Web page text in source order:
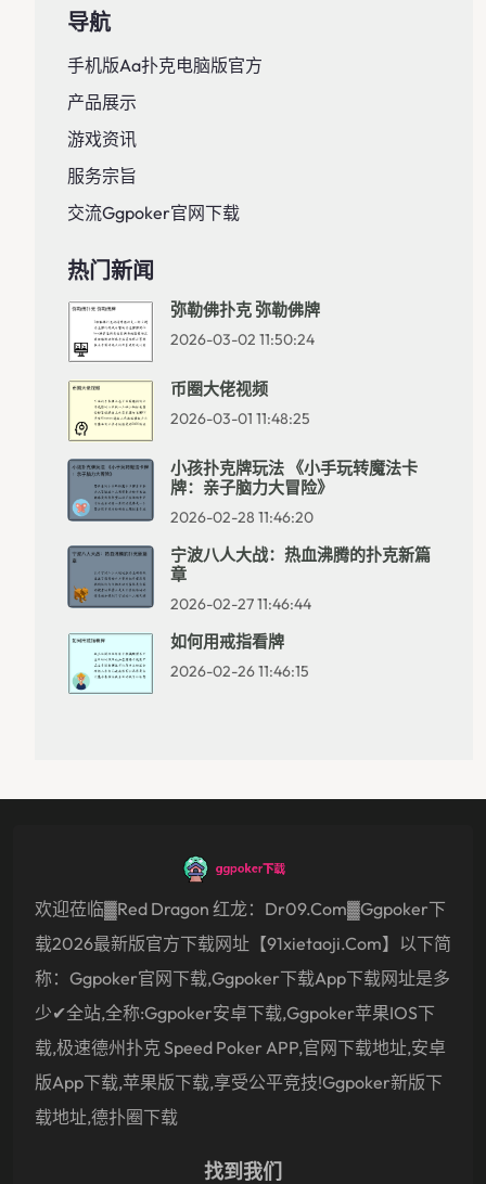
导航
手机版aa扑克电脑版官方
产品展示
游戏资讯
服务宗旨
交流ggpoker官网下载
热门新闻
弥勒佛扑克 弥勒佛牌
2026-03-02 11:50:24
币圈大佬视频
2026-03-01 11:48:25
小孩扑克牌玩法 《小手玩转魔法卡
牌：亲子脑力大冒险》
2026-02-28 11:46:20
宁波八人大战：热血沸腾的扑克新篇
章
2026-02-27 11:46:44
如何用戒指看牌
2026-02-26 11:46:15
欢迎莅临▓Red Dragon 红龙：dr09.com▓ggpoker下
载2026最新版官方下载网址【91xietaoji.com】以下简
称：ggpoker官网下载,ggpoker下载app下载网址是多
少✔全站,全称:ggpoker安卓下载,ggpoker苹果IOS下
载,极速德州扑克 Speed Poker APP,官网下载地址,安卓
版app下载,苹果版下载,享受公平竞技!ggpoker新版下
载地址,德扑圈下载
找到我们